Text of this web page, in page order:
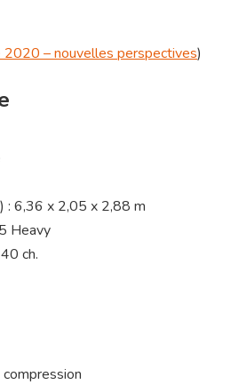
2020 – nouvelles perspectives)
: 6,36 x 2,05 x 2,88 m
Heavy
ch.